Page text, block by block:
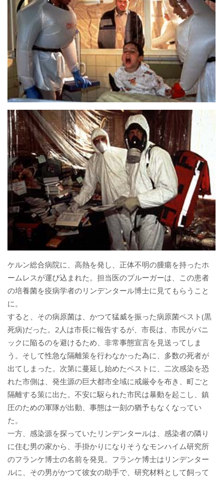
ケルン総合病院に、高熱を発し、正体不明の腫瘍を持ったホ
ームレスが運び込まれた。担当医のプルーガーは、この患者
の培養菌を疫病学者のリンデンタール博士に見てもらうこと
に。
すると、その病原菌は、かつて猛威を振った病原菌ペスト(黒
死病)だった。2人は市長に報告するが、市長は、市民がパニ
ックに陥るのを避けるため、非常事態宣言を見送ってしま
う。そして性急な隔離策を行わなかった為に、多数の死者が
出てしまった。次第に蔓延し始めたペストに、二次感染を恐
れた市側は、発生源の巨大都市全域に戒厳令を布き、町ごと
隔離する策に出た。不安に駆られた市民は暴動を起こし、鎮
圧のための軍隊が出動、事態は一刻の猶予もなくなってい
た。
一方、感染源を探っていたリンデンタールは、感染者の隣り
に住む男の家から、手掛かりになりそうなモンハイム研究所
のフランケ博士の名前を発見。フランケ博士はリンデンター
ルに、その男がかつて彼女の助手で、研究材料として飼って